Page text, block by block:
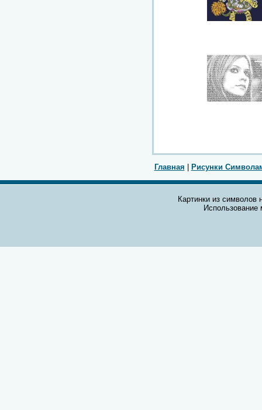
Главная Рисунки
Картинки из символов
Использование